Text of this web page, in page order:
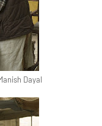
Dayal